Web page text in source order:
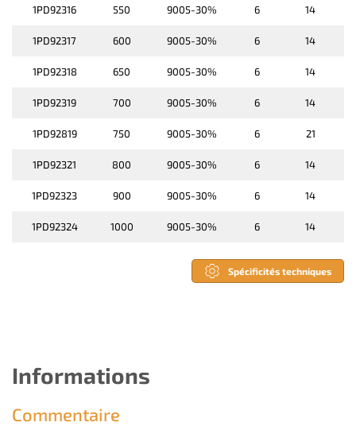
1PD92316 550 9005-30% 6 14
1PD92317 600 9005-30% 6 14
1PD92318 650 9005-30% 6 14
1PD92319 700 9005-30% 6 14
1PD92819 750 9005-30% 6 21
1PD92321 800 9005-30% 6 14
1PD92323 900 9005-30% 6 14
1PD92324 1000 9005-30% 6 14
Spécificités techniques
Informations
Commentaire